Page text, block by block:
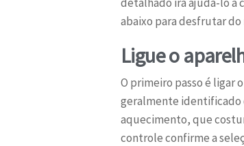
abaixo para desfrutar
Ligue o
O primeiro passo é ligar
geralmente identificado
aquecimento, que
controle confirme a